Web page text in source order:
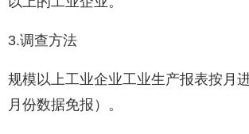
3.调查方法
规模以上工业企业工业生产报表按月
月份数据免报）。